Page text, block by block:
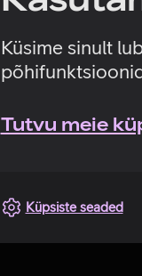
Küsime sinult
Tutvu meie
Küpsiste seaded